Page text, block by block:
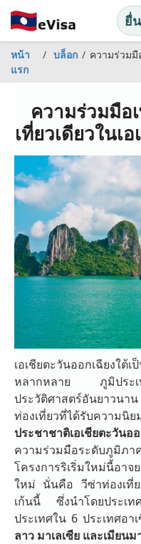
ยื่
หน้า
แรก
บล็อก ความร่วมมือเพื่
ความร่วมมือ
เที่ยวเดียวในเ
เอเชียตะวันออกเฉียงใต้
หลากหลาย ภูมิประเ
ประวัติศาสตร์อันยาวนา
ท่องเที่ยวที่ได้รับความนิ
ประชาชาติเอเชียตะวัน
ความร่วมมือระดับภูมิ
โครงการริเริ่มใหม่นี้อา
ใหม่ นั่นคือ วีซ่าท่องเที่ย
เก้นนี้ ซึ่งนำโดยประเท
ประเทศใน 6 ประเทศอา
ลาว มาเลเซีย และเมียน